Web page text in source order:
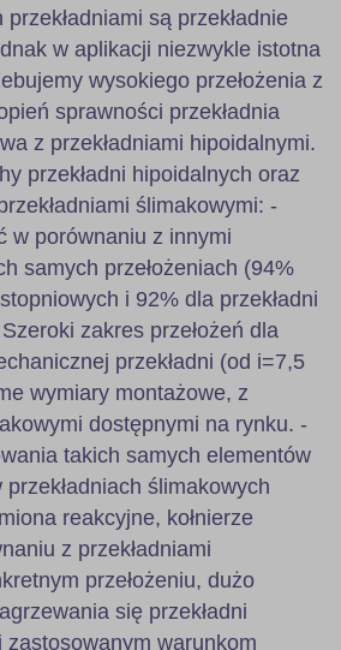
są przekładnie
w aplikacji niezwykle istotna
wysokiego przełożenia z
sprawności przekładnia
z przekładniami hipoidalnymi.
przekładni hipoidalnych oraz
ślimakowymi: -
w porównaniu z innymi
samych przełożeniach (94%
i 92% dla przekładni
zakres przełożeń dla
przekładni (od i=7,5
wymiary montażowe, z
dostępnymi na rynku. -
takich samych elementów
ślimakowych
reakcyjne, kołnierze
z przekładniami
przełożeniu, dużo
się przekładni
zastosowanym warunkom